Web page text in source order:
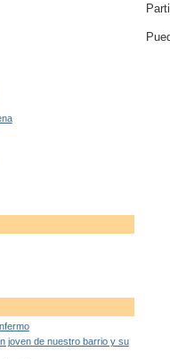
joven de nuestro barrio y su